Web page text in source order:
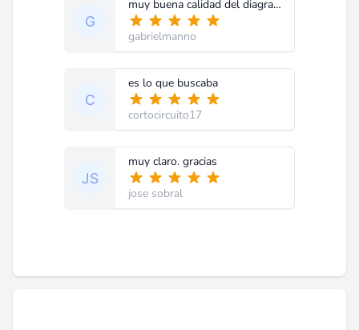
muy buena calidad del diagrama
gabrielmanno
es lo que buscaba
cortocircuito17
muy claro. gracias
jose sobral